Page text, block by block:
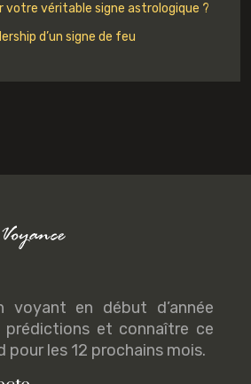
véritable signe astrologique ?
d’un signe de feu
voyant en début d’année
et connaître ce
pour les 12 prochains mois.